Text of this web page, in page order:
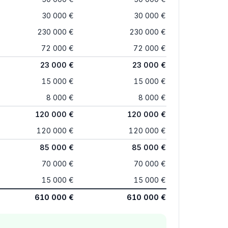
30 000 €
30 000 €
230 000 €
230 000 €
72 000 €
72 000 €
23 000 €
23 000 €
15 000 €
15 000 €
8 000 €
8 000 €
120 000 €
120 000 €
120 000 €
120 000 €
85 000 €
85 000 €
70 000 €
70 000 €
15 000 €
15 000 €
610 000 € 610 000 €